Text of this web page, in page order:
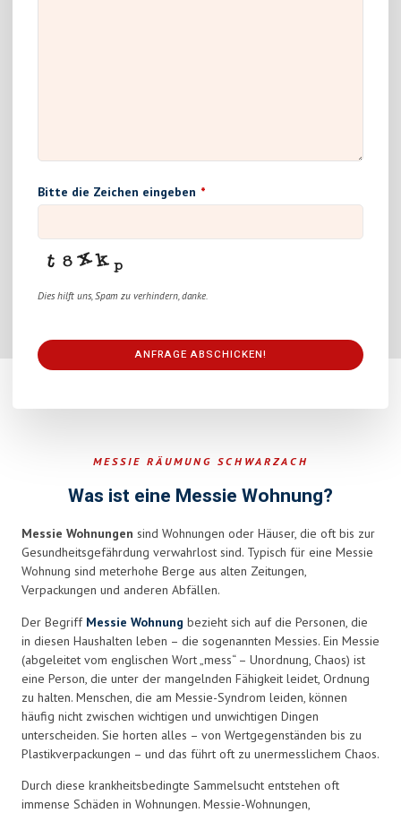
Bitte die Zeichen eingeben *
Dies hilft uns, Spam zu verhindern, danke.
ANFRAGE ABSCHICKEN!
field
blank
MESSIE RÄUMUNG SCHWARZACH
Was ist eine Messie Wohnung?
Messie Wohnungen sind Wohnungen oder Häuser, die oft bis zur
Gesundheitsgefährdung verwahrlost sind. Typisch für eine Messie
Wohnung sind meterhohe Berge aus alten Zeitungen,
Verpackungen und anderen Abfällen.
Der Begriff Messie Wohnung bezieht sich auf die Personen, die
in diesen Haushalten leben – die sogenannten Messies. Ein Messie
(abgeleitet vom englischen Wort „mess“ – Unordnung, Chaos) ist
eine Person, die unter der mangelnden Fähigkeit leidet, Ordnung
zu halten. Menschen, die am Messie-Syndrom leiden, können
häufig nicht zwischen wichtigen und unwichtigen Dingen
unterscheiden. Sie horten alles – von Wertgegenständen bis zu
Plastikverpackungen – und das führt oft zu unermesslichem Chaos.
Durch diese krankheitsbedingte Sammelsucht entstehen oft
immense Schäden in Wohnungen. Messie-Wohnungen,